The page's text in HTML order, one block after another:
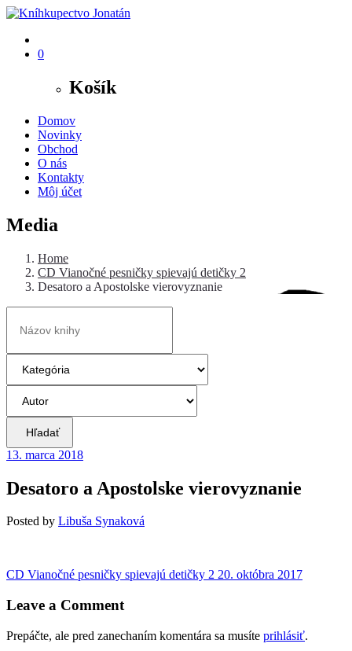
0
Košík
Domov
Novinky
Obchod
O nás
Kontakty
Môj účet
Media
Home
CD Vianočné pesničky spievajú detičky 2
Desatoro a Apostolske vierovyznanie
Hľadať
13. marca 2018
Desatoro a Apostolske vierovyznanie
Posted by Libuša Synaková
Navigácia
v
CD Vianočné pesničky spievajú detičky 2 Previous
20. októbra 2017
Leave a Comment
Prepáčte, ale pred zanechaním komentára sa musíte prihlásiť.